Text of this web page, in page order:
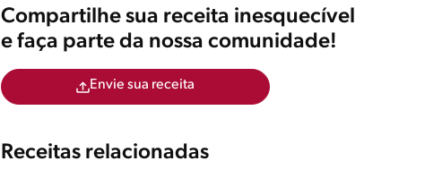
Compartilhe sua receita inesquecível
e faça parte da nossa comunidade!
Envie sua receita
Receitas relacionadas